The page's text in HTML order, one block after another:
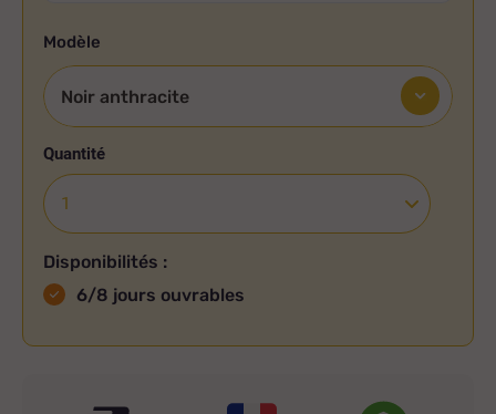
Modèle
Quantité
Disponibilités :
6/8 jours ouvrables